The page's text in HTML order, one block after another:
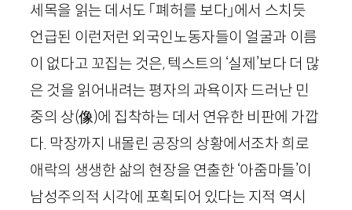
세목을 읽는 데서도 「폐허를 보다」에서 스치듯
언급된 이런저런 외국인노동자들이 얼굴과 이름
이 없다고 꼬집는 것은, 텍스트의 ‘실제’보다 더 많
은 것을 읽어내려는 평자의 과욕이자 드러난 민
중의 상(像)에 집착하는 데서 연유한 비판에 가깝
다. 막장까지 내몰린 공장의 상황에서조차 희로
애락의 생생한 삶의 현장을 연출한 ‘아줌마들’이
남성주의적 시각에 포획되어 있다는 지적 역시